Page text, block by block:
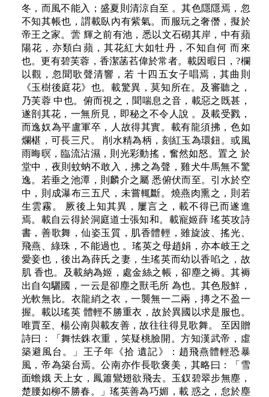
冬，而風不能入；盛夏則清涼自至 。其色隱隱焉，忽
不知其帳也，謂載臥內有紫氣。而服玩之奢僭，擬於
帝王之家。蕓 輝之前有池，悉以文石砌其岸，中有蘋
陽花，亦類白蘋，其花紅大如牡丹，不知自何 而來
也。更有碧芙蓉，香潔菡萏偉於常者。載因暇日，?欄
以觀，忽聞歌聲清響，若 十四五女子唱焉，其曲則
《玉樹後庭花》也。載驚異，莫知所在。及審聽之，
乃芙蓉 中也。俯而視之，聞喘息之音，載惡之既甚，
遂剖其花，一無所見，即秘之不令人說 。及載受戮，
而逸奴為平盧軍卒，人故得其實。載有龍須拂，色如
爛椹，可長三尺。 削水精為柄，刻紅玉為環鈕。或風
雨晦暝，臨流沾濕，則光彩動搖，奮然如怒。置之 於
堂中，夜則蚊蚋不敢入，拂之為聲，雞犬牛馬無不驚
逸。若垂之池潭，則麟介之屬 悉俯伏而至。引水於空
中，則成瀑布三五尺，未嘗輒斷。燒燕肉熏之，則若
生雲霧。 厥後上知其異，屢言之，載不得已而遂進
焉。載自云得於洞庭道士張知和。載寵姬薛 瑤英攻詩
書，善歌舞，仙姿玉質，肌香體輕，雖旋波、搖光、
飛燕、綠珠，不能過也 。瑤英之母趙娟，亦本岐王之
愛妾也，後出為薛氏之妻，生瑤英而幼以香啗之，故
肌 香也。及載納為姬，處金絲之帳，卻塵之褥。其褥
出自勾驪國，一云是卻塵之獸毛所 為也。其色殷鮮，
光軟無比。衣龍綃之衣，一襲無一二兩，摶之不盈一
握。載以瑤英 體輕不勝重衣，故於異國以求是服也。
唯賈至、楊公南與載友善，故往往得見歌舞。 至因贈
詩曰：「舞怯銖衣重，笑疑桃臉開。方知漢武帝，虛
築避風台。」王子年《拾 遺記》：趙飛燕體輕恐暴
風，帝為築台焉。公南亦作長歌褒美，其略曰：「雪
面蟾娥 天上女，鳳簫鸞翅欲飛去。玉釵碧翠步無塵，
楚腰如柳不勝春。」瑤英善為巧媚，載 惑之，怠於塵